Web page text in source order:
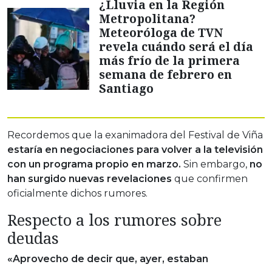
¿Lluvia en la Región
Metropolitana?
Meteoróloga de TVN
revela cuándo será el día
más frío de la primera
semana de febrero en
Santiago
Recordemos que la exanimadora del Festival de Viña
estaría en negociaciones para volver a la televisión
con un programa propio en marzo. Sin embargo, no
han surgido nuevas revelaciones que confirmen
oficialmente dichos rumores.
Respecto a los rumores sobre
deudas
«Aprovecho de decir que, ayer, estaban